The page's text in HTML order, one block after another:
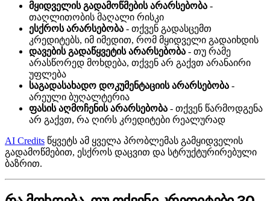
მყიდველის გადამოწმების არარსებობა -
თაღლითობის მაღალი რისკი
ესქროს არარსებობა - თქვენ გადასცემთ
კრედიტებს, იმ იმედით, რომ მყიდველი გადაიხდის
დავების გადაწყვეტის არარსებობა - თუ რამე
არასწორედ მოხდება, თქვენ არ გაქვთ არანაირი
უფლება
საგადასახადო დოკუმენტაციის არარსებობა -
არეული ბუღალტერია
ფასის აღმოჩენის არარსებობა - თქვენ წარმოდგენა
არ გაქვთ, რა ღირს კრედიტები რეალურად
AI Credits წყვეტს ამ ყველა პრობლემას გამყიდველის
გადამოწმებით, ესქროს დაცვით და სტრუქტურირებული
ბაზრით.